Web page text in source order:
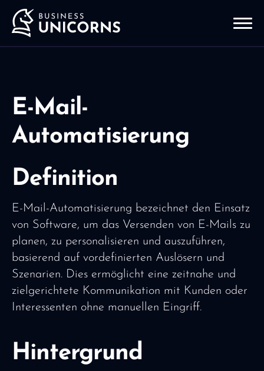
E-Mail-
Automatisierung
Definition
E-Mail-Automatisierung bezeichnet den Einsatz
von Software, um das Versenden von E-Mails zu
planen, zu personalisieren und auszuführen,
basierend auf vordefinierten Auslösern und
Szenarien. Dies ermöglicht eine zeitnahe und
zielgerichtete Kommunikation mit Kunden oder
Interessenten ohne manuellen Eingriff.
Hintergrund